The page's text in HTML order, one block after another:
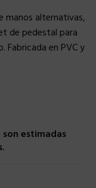
manos alternativas,
de pedestal para
Fabricada en PVC y
son estimadas